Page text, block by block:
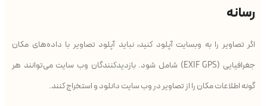
رسانه
اگر تصاویر را به وبسایت آپلود کنید، نباید آپلود تصاویر با داده‌های مکان
جغرافیایی (EXIF GPS) شامل شود. بازدیدکنندگان وب سایت می‌توانند هر
گونه اطلاعات مکان را از تصاویر در وب سایت دانلود و استخراج کنند.